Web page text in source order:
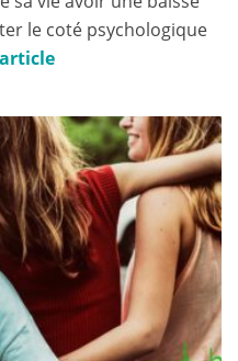
le coté psychologique